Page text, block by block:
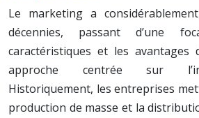
Le marketing a
décennies, passant d’une
caractéristiques et les
approche centrée sur
Historiquement, les entreprises
production de masse et la